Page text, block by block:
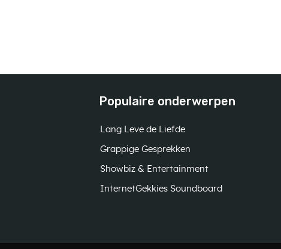
Populaire onderwerpen
Lang Leve de Liefde
Grappige Gesprekken
Showbiz & Entertainment
InternetGekkies Soundboard